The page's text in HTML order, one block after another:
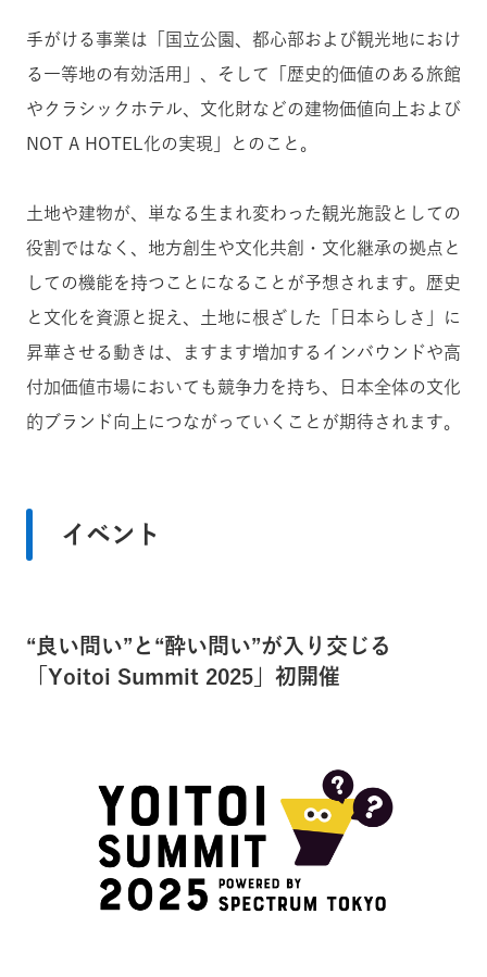
手がける事業は「国立公園、都心部および観光地におけ
る一等地の有効活用」、そして「歴史的価値のある旅館
やクラシックホテル、文化財などの建物価値向上および
NOT A HOTEL化の実現」とのこと。
土地や建物が、単なる生まれ変わった観光施設としての
役割ではなく、地方創生や文化共創・文化継承の拠点と
しての機能を持つことになることが予想されます。歴史
と文化を資源と捉え、土地に根ざした「日本らしさ」に
昇華させる動きは、ますます増加するインバウンドや高
付加価値市場においても競争力を持ち、日本全体の文化
的ブランド向上につながっていくことが期待されます。
イベント
“良い問い”と“酔い問い”が入り交じる
「Yoitoi Summit 2025」初開催